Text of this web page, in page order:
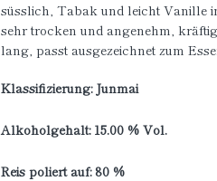
süsslich, Tabak und leicht Vanille
sehr trocken und angenehm,
lang, passt ausgezeichnet zum
Klassifizierung: Junmai
Alkoholgehalt: 15.00 % Vol.
Reis poliert auf: 80 %